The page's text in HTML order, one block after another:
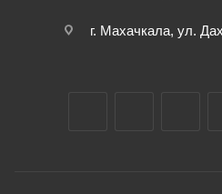
г. Махачкала, ул.